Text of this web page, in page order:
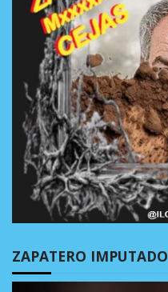
ZAPATERO IMPUTADO